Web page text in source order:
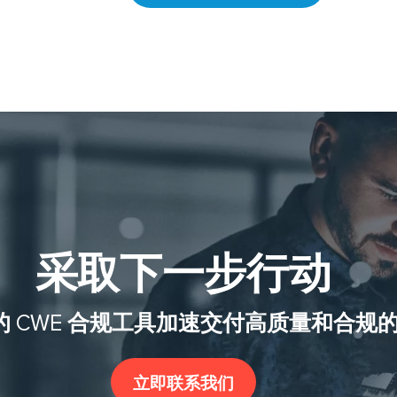
采取下一步行动
CWE 合规工具加速交付高质量和合规
立即联系我们